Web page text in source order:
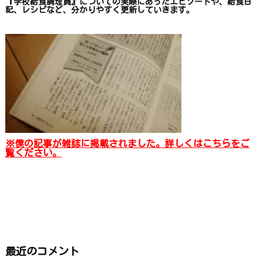
『学校給食調理員』についての実際にあったエピソードや、 給食日
記、レシピなど、 分かりやすく更新していきます。
※僕の記事が雑誌に掲載されました。詳しくはこちらをご
覧ください。
最近のコメント